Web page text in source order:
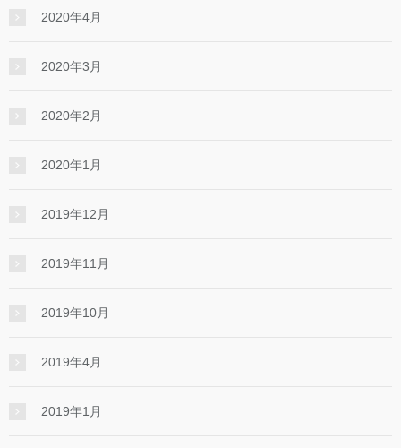
2020年4月
2020年3月
2020年2月
2020年1月
2019年12月
2019年11月
2019年10月
2019年4月
2019年1月